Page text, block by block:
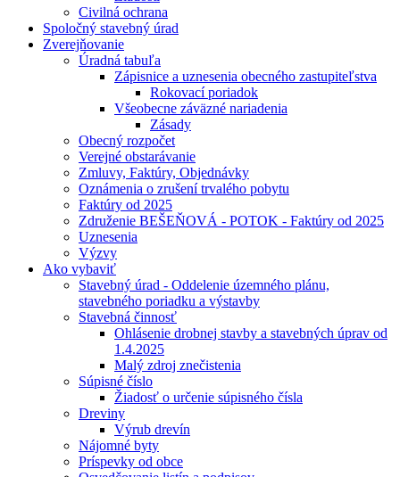
Civilná ochrana
Spoločný stavebný úrad
Zverejňovanie
Úradná tabuľa
Zápisnice a uznesenia obecného zastupiteľstva
Rokovací poriadok
Všeobecne záväzné nariadenia
Zásady
Obecný rozpočet
Verejné obstarávanie
Zmluvy, Faktúry, Objednávky
Oznámenia o zrušení trvalého pobytu
Faktúry od 2025
Združenie BEŠEŇOVÁ - POTOK - Faktúry od 2025
Uznesenia
Výzvy
Ako vybaviť
Stavebný úrad - Oddelenie územného plánu,
stavebného poriadku a výstavby
Stavebná činnosť
Ohlásenie drobnej stavby a stavebných úprav od
1.4.2025
Malý zdroj znečistenia
Súpisné číslo
Žiadosť o určenie súpisného čísla
Dreviny
Výrub drevín
Nájomné byty
Príspevky od obce